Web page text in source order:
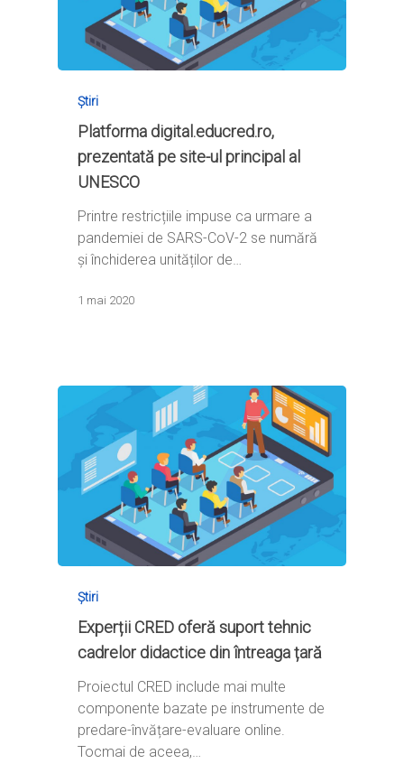
Știri
Platforma digital.educred.ro,
prezentată pe site-ul principal al
UNESCO
Printre restricțiile impuse ca urmare a
pandemiei de SARS-CoV-2 se numără
și închiderea unităților de…
1 mai 2020
Știri
Experții CRED oferă suport tehnic
cadrelor didactice din întreaga țară
Proiectul CRED include mai multe
componente bazate pe instrumente de
predare-învățare-evaluare online.
Tocmai de aceea,…
Home